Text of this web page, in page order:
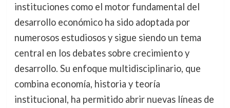
instituciones como el motor fundamental del
desarrollo económico ha sido adoptada por
numerosos estudiosos y sigue siendo un tema
central en los debates sobre crecimiento y
desarrollo. Su enfoque multidisciplinario, que
combina economía, historia y teoría
institucional, ha permitido abrir nuevas líneas de